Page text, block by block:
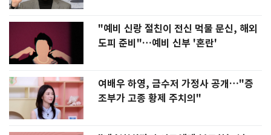
"예비 신랑 절친이 전신 먹물 문신, 해외
도피 준비"…예비 신부 '혼란'
여배우 하영, 금수저 가정사 공개…"증
조부가 고종 황제 주치의"